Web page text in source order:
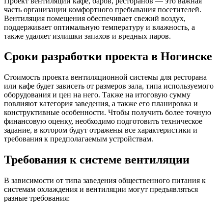
часть организации комфортного пребывания посетителей.
Вентиляция помещения обеспечивает свежий воздух,
поддерживает оптимальную температуру и влажность, а
также удаляет излишки запахов и вредных паров.
Сроки разработки проекта в Ногинске
Стоимость проекта вентиляционной системы для ресторана
или кафе будет зависеть от размеров зала, типа используемого
оборудования и цен на него. Также на итоговую сумму
повлияют категория заведения, а также его планировка и
конструктивные особенности. Чтобы получить более точную
финансовую оценку, необходимо подготовить техническое
задание, в котором будут отражены все характеристики и
требования к предполагаемым устройствам.
Требования к системе вентиляции
В зависимости от типа заведения общественного питания к
системам охлаждения и вентиляции могут предъявляться
разные требования: